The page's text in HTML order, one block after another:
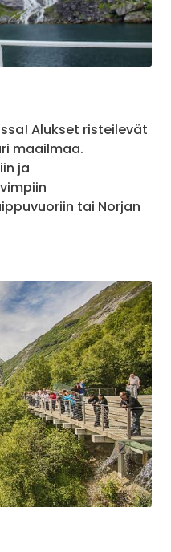
Alukset risteilevät
maailmaa.
ja
tai Norjan